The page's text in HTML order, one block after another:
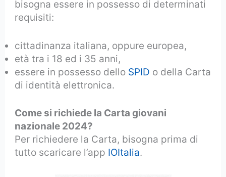
bisogna essere in possesso di determinati
requisiti:
cittadinanza italiana, oppure europea,
età tra i 18 ed i 35 anni,
essere in possesso dello SPID o della Carta
di identità elettronica.
Come si richiede la Carta giovani
nazionale 2024?
Per richiedere la Carta, bisogna prima di
tutto scaricare l’app IOItalia.